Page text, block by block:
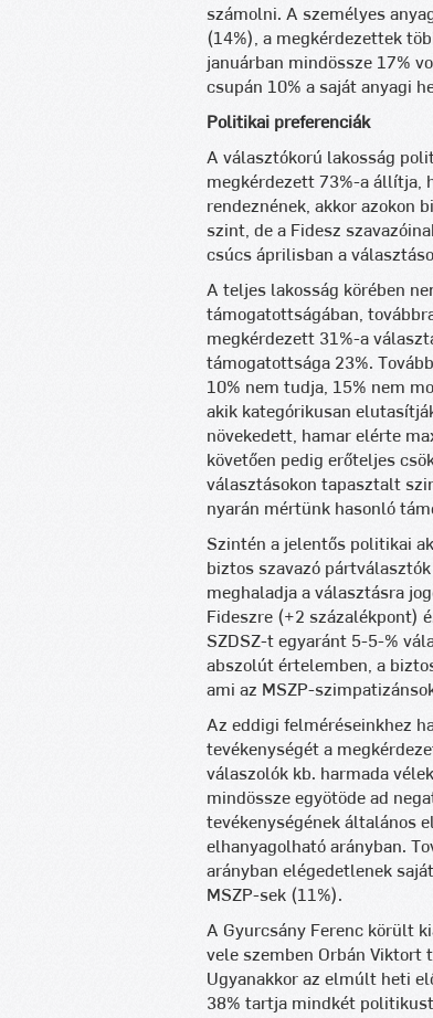
számolni. A személyes
(14%), a megkérdezettek
januárban mindössze 17%
csupán 10% a saját anyagi
Politikai preferenciák
A választókorú lakosság
megkérdezett 73%-a állítja,
rendeznének, akkor azokon
szint, de a Fidesz
csúcs áprilisban a
A teljes lakosság körében
támogatottságában,
megkérdezett 31%-a
támogatottsága 23%.
10% nem tudja, 15% nem
akik kategórikusan
növekedett, hamar elérte
követően pedig erőteljes
választásokon tapasztalt
nyarán mértünk hasonló
Szintén a jelentős politikai
biztos szavazó
meghaladja a választásra
Fideszre (+2 százalékpont)
SZDSZ-t egyaránt 5-5-%
abszolút értelemben, a
ami az MSZP-
Az eddigi felméréseinkhez
tevékenységét a
válaszolók kb. harmada
mindössze egyötöde ad
tevékenységének általános
elhanyagolható arányban.
arányban elégedetlenek
MSZP-sek (11%).
A Gyurcsány Ferenc körült
vele szemben Orbán Viktort
Ugyanakkor az elmúlt heti
38% tartja mindkét